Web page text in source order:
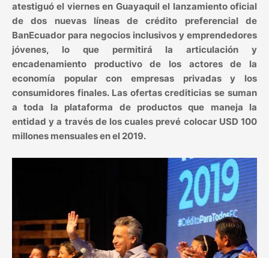
atestiguó el viernes en Guayaquil el lanzamiento oficial
de dos nuevas líneas de crédito preferencial de
BanEcuador para negocios inclusivos y emprendedores
jóvenes, lo que permitirá la articulación y
encadenamiento productivo de los actores de la
economía popular con empresas privadas y los
consumidores finales. Las ofertas crediticias se suman
a toda la plataforma de productos que maneja la
entidad y a través de los cuales prevé colocar USD 100
millones mensuales en el 2019.